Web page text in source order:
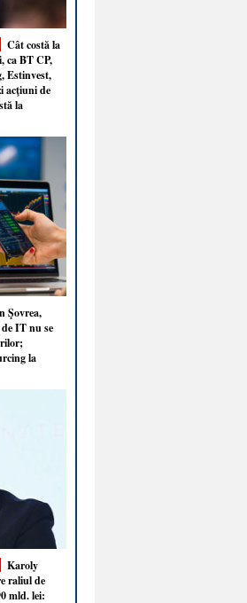
Cât costă la
ca BT CP,
Estinvest,
acţiuni de
la
Şovrea,
IT nu se
la
Karoly
raliul de
mld. lei: